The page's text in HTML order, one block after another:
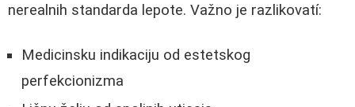
nerealnih standarda lepote. Važno je razlikovatí:
Medicinsku indikaciju od estetskog
perfekcionizma